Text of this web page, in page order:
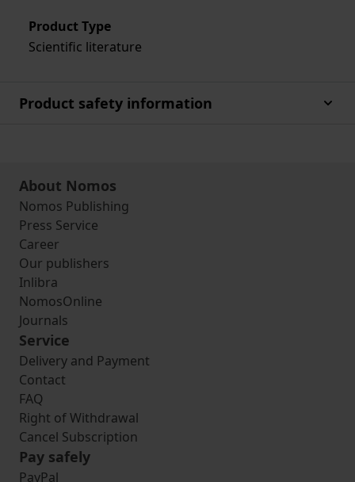
Product Type
Scientific literature
Product safety information
About Nomos
Nomos Publishing
Press Service
Career
Our publishers
Inlibra
NomosOnline
Journals
Service
Delivery and Payment
Contact
FAQ
Right of Withdrawal
Cancel Subscription
Pay safely
PayPal